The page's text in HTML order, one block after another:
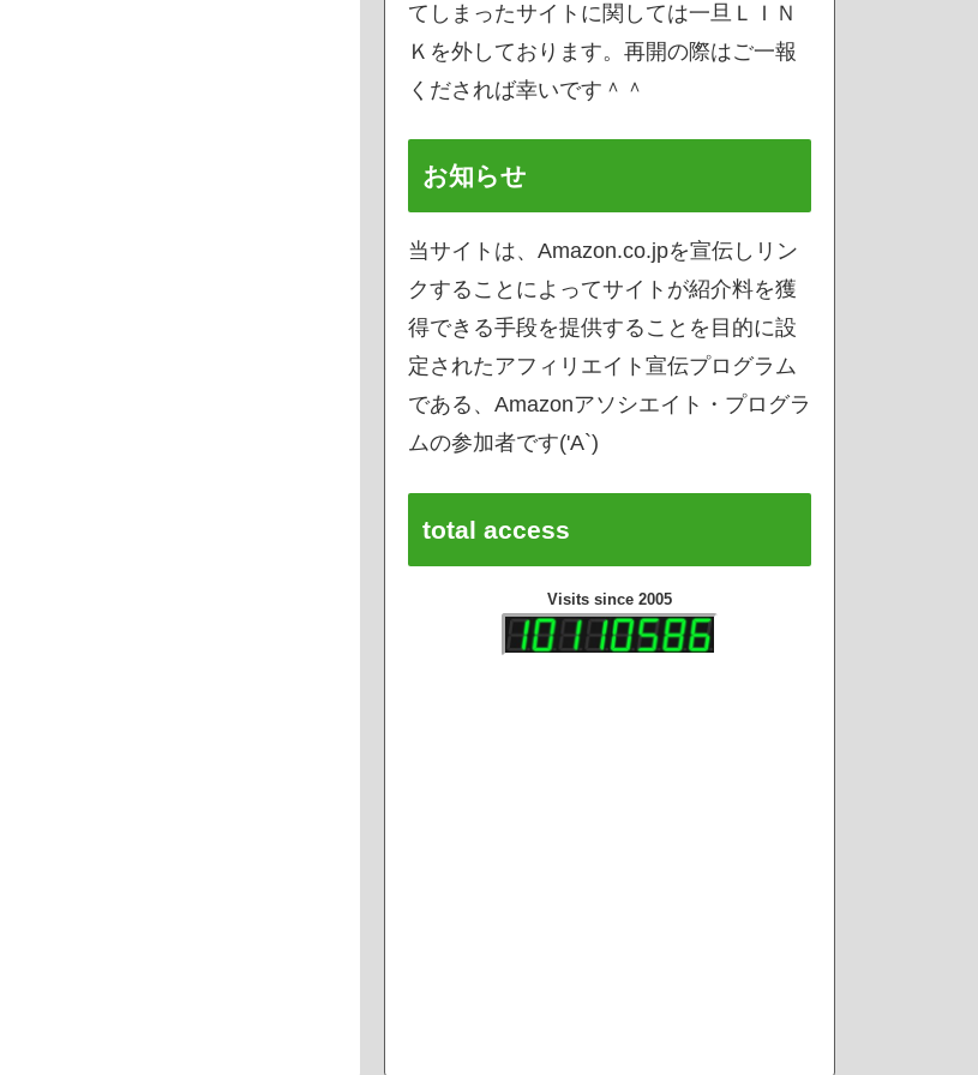
てしまったサイトに関しては一旦ＬＩＮ
Ｋを外しております。再開の際はご一報
くだされば幸いです＾＾
お知らせ
当サイトは、Amazon.co.jpを宣伝しリン
クすることによってサイトが紹介料を獲
得できる手段を提供することを目的に設
定されたアフィリエイト宣伝プログラム
である、Amazonアソシエイト・プログラ
ムの参加者です('A`)
total access
Visits since 2005